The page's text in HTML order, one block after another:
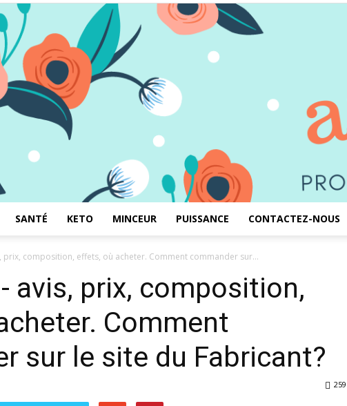
SANTÉ KETO MINCEUR PUISSANCE CONTACTEZ-NOUS
prix, composition, effets, où acheter. Comment commander sur...
avis, prix, composition,
Comment
sur le site du Fabricant?
259